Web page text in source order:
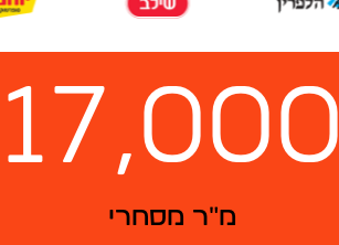
מ״ר מסחרי
17,000